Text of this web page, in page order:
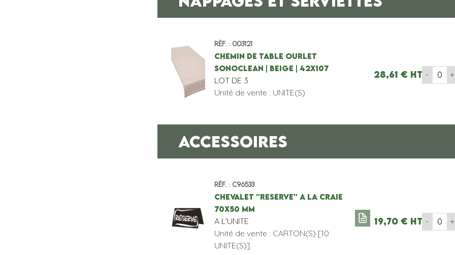
Réf. : 003121
CHEMIN DE TABLE OURLET
SONOCLEAN | BEIGE | 42x107
LOT DE 3
Unité de vente : UNITE(S)
28,61€ HT - +
ACCESSOIRES
Réf. : C96533
CHEVALET ''RESERVE'' A LA CRAIE
70x50 MM
A L'UNITE
Unité de vente : CARTON(S) [10
UNITE(S)]
19,70€ HT - +